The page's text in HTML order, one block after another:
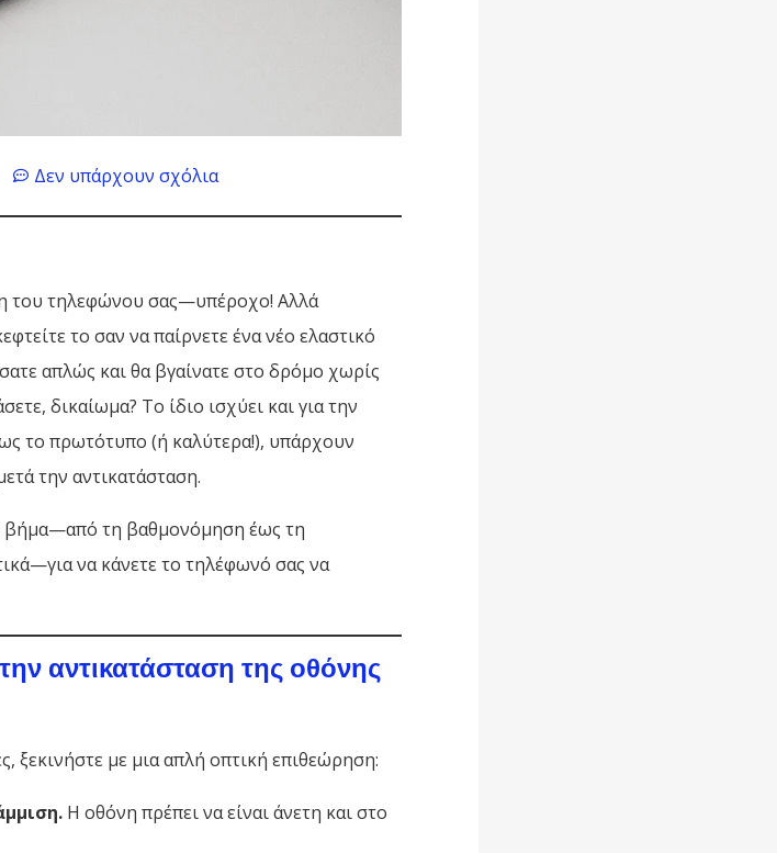
Δεν υπάρχουν σχόλια
του τηλεφώνου σας—υπέροχο! Αλλά
το σαν να παίρνετε ένα νέο ελαστικό
απλώς και θα βγαίνατε στο δρόμο χωρίς
δικαίωμα? Το ίδιο ισχύει και για την
το πρωτότυπο (ή καλύτερα!), υπάρχουν
την αντικατάσταση.
βήμα—από τη βαθμονόμηση έως τη
να κάνετε το τηλέφωνό σας να
αντικατάσταση της οθόνης
ξεκινήστε με μια απλή οπτική επιθεώρηση:
Η οθόνη πρέπει να είναι άνετη και στο